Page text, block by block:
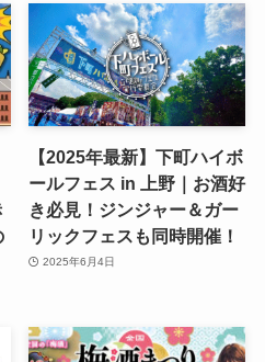
【2025年最新】下町ハイボ
ールフェス in 上野｜お酒好
き必見！ジンジャー＆ガー
リックフェスも同時開催！
2025年6月4日